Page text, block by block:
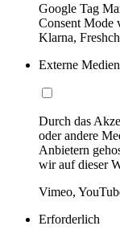
Google Tag
Consent Mode
Klarna,
Externe
Durch das
oder andere
Anbietern
wir auf dieser
Vimeo,
Erforderlich